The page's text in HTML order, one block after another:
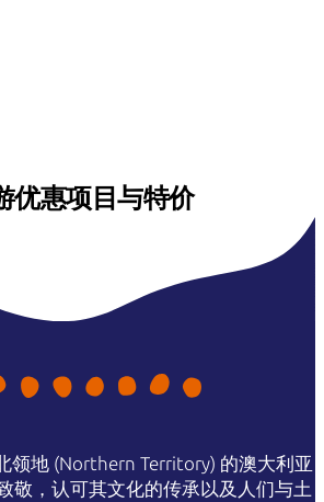
优惠项目与特价
领地 (Northern Territory) 的澳大利亚
敬，认可其文化的传承以及人们与土